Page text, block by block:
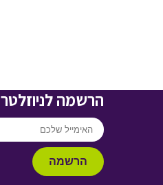
הרשמה לניוזלטר
הרשמה